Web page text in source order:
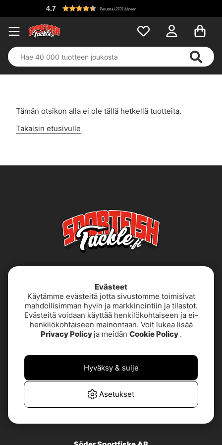
4.7 Perustuu 2737 ääneen
Tämän otsikon alla ei ole tällä hetkellä tuotteita.
Takaisin etusivulle
Käyttöehdot Saavutettavuusseloste
Evästeet
Käytämme evästeitä jotta sivustomme toimisivat
mahdollisimman hyvin ja markkinointiin ja tilastot.
Evästeitä voidaan käyttää henkilökohtaiseen ja ei-
henkilökohtaiseen mainontaan. Voit lukea lisää
Privacy Policy ja meidän Cookie Policy .
Asetukset
Hyväksy & sulje